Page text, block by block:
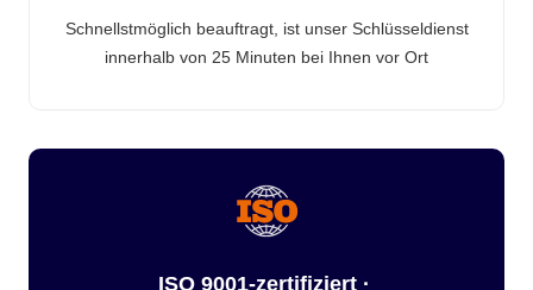
Schnellstmöglich beauftragt, ist unser Schlüsseldienst
innerhalb von 25 Minuten bei Ihnen vor Ort
ISO 9001-zertifiziert ·